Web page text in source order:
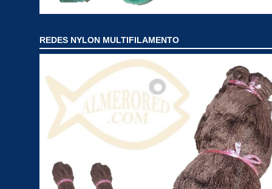
REDES NYLON MULTIFILAMENTO